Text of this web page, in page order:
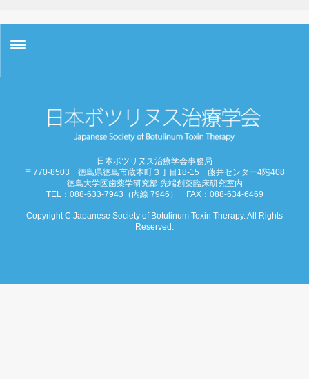
学会概要
ご挨拶
今後・過去の学術大会
日本ボツリヌス治療学会事務局
〒770-8503 徳島県徳島市蔵本町３丁目18-15 藤井センター4階408
徳島大学医歯薬学研究部 先端創薬臨床研究室内
TEL：088-633-7943（内線 7946） FAX：088-634-6469
Copyright C Japanese Society of Botulinum Toxin Therapy. All Rights
Reserved.